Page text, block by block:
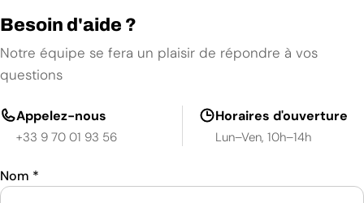
Besoin d'aide ?
Notre équipe se fera un plaisir de répondre à vos
questions
Appelez-nous
+33 9 70 01 93 56
Horaires d'ouverture
Lun–Ven, 10h–14h
Nom *